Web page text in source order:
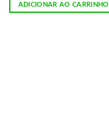
ADICIONAR AO CARRINHO